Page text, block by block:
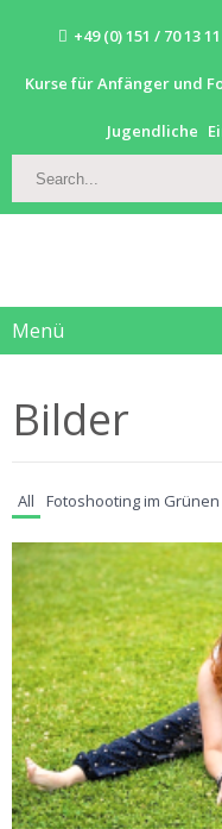
+49 (0) 151 / 70 13
Kurse für Anfänger und
Jugendliche
aktiv
Menü
Bilder
All Fotoshooting im Grünen